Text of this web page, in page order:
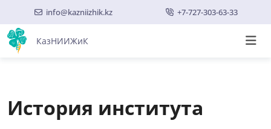
info@kazniizhik.kz +7-727-303-63-33
КазНИИЖиК
История института